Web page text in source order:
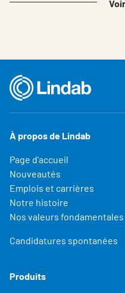
À propos de Lindab
Page d'accueil
Nouveautés
Emplois et carrières
Notre histoire
Nos valeurs fondamentales
Candidatures spontanées
Produits